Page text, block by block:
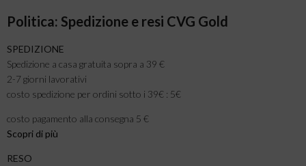
Politica: Spedizione e resi CVG Gold
SPEDIZIONE
Spedizione a casa gratuita sopra a 39 €
2-7 giorni lavorativi
costo spedizione per ordini sotto i 39€ : 5€
costo pagamento alla consegna 5 €
Scopri di più
RESO